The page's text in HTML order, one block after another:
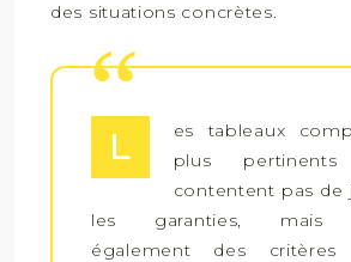
des situations concrètes.
L
es tableaux
plus
contentent pas de
les garanties, mais
également des critères